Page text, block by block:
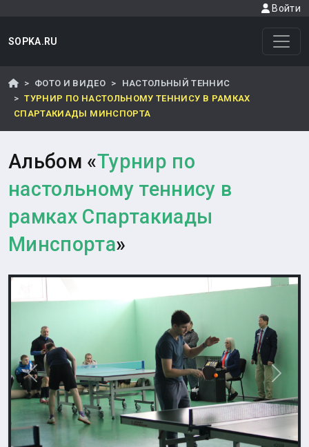
Войти
SOPKA.RU
ФОТО И ВИДЕО
НАСТОЛЬНЫЙ ТЕННИС
ТУРНИР ПО НАСТОЛЬНОМУ ТЕННИСУ В РАМКАХ
СПАРТАКИАДЫ МИНСПОРТА
Альбом «Турнир по
настольному теннису в
рамках Спартакиады
Минспорта»
Назад